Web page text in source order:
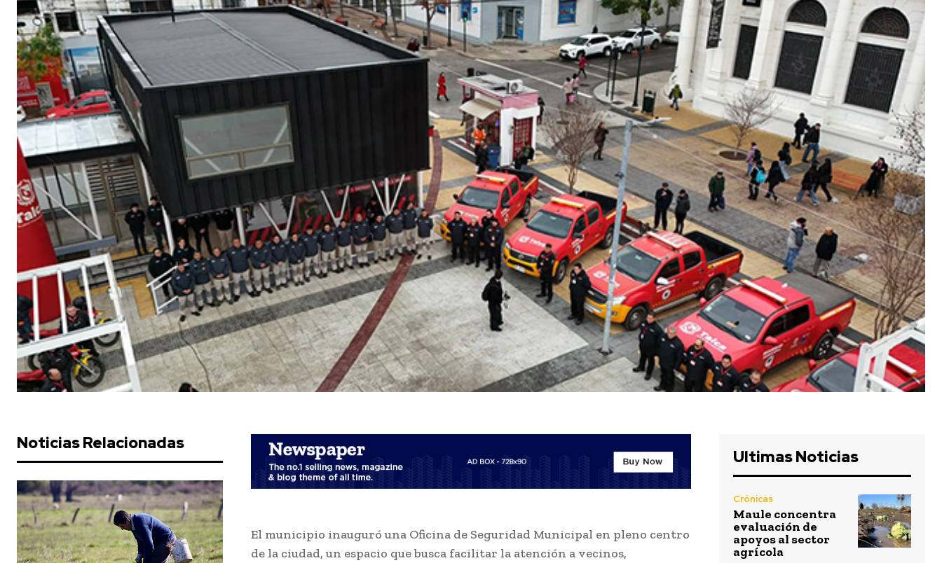
Noticias Relacionadas
El municipio inauguró una Oficina de Seguridad Municipal en pleno centro
de la ciudad, un espacio que busca facilitar la atención a vecinos,
Ultimas Noticias
Crónicas
Maule concentra
evaluación de
apoyos al sector
agrícola